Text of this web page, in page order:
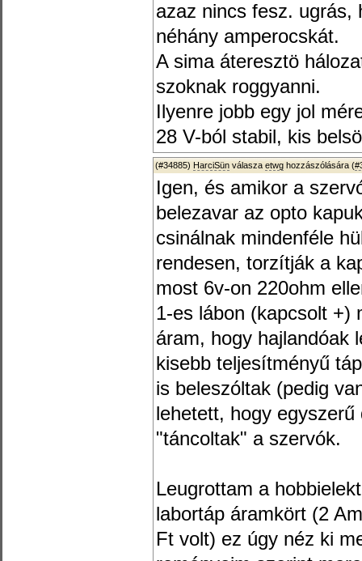
azaz nincs fesz. ugrás,
néhány amperocskát.
A sima áteresztö
szoknak roggyanni.
Ilyenre jobb egy jol
28 V-ból stabil, kis
(#34885) HarciSün válasza etwg hozzászólására (
Igen, és amikor a
belezavar az opto
csinálnak mindenféle
rendesen, torzítják a
most 6v-on 220ohm
1-es lábon (kapcsolt +)
áram, hogy hajlandóak
kisebb teljesítményű
is beleszóltak (pedig
lehetett, hogy
"táncoltak" a szervók.
Leugrottam a
labortáp áramkört (2
Ft volt) ez úgy néz ki